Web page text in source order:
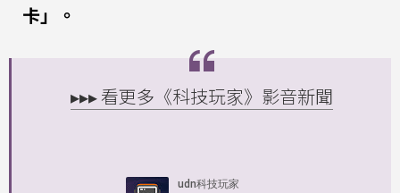
卡」。
▸▸▸ 看更多《科技玩家》影音新聞